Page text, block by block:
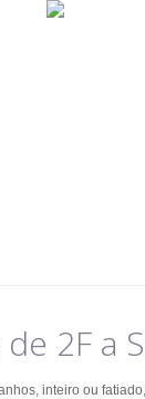
2F a
inteiro ou